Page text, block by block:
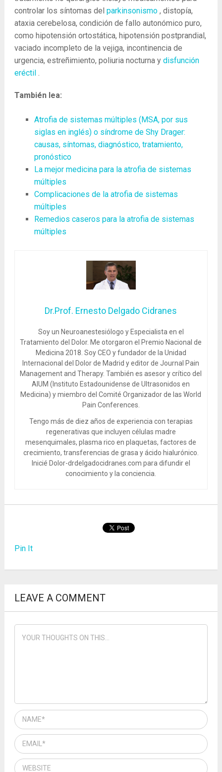
controlar los síntomas del parkinsonismo, distopía,
ataxia cerebelosa, condición de fallo autonómico puro,
como hipotensión ortostática, hipotensión postprandial,
vaciado incompleto de la vejiga, incontinencia de
urgencia, estreñimiento, poliuria nocturna y disfunción
eréctil.
También lea:
Atrofia de sistemas múltiples (MSA, por sus
siglas en inglés) o síndrome de Shy Drager:
causas, síntomas, diagnóstico, tratamiento,
pronóstico
La mejor medicina para la atrofia de sistemas
múltiples
Complicaciones de la atrofia de sistemas
múltiples
Remedios caseros para la atrofia de sistemas
múltiples
Dr.Prof. Ernesto Delgado Cidranes
Soy un Neuroanestesiólogo y Especialista en el
Tratamiento del Dolor. Me otorgaron el Premio Nacional de
Medicina 2018. Soy CEO y fundador de la Unidad
Internacional del Dolor de Madrid y editor de Journal Pain
Management and Therapy. También es asesor y crítico del
AIUM (Instituto Estadounidense de Ultrasonidos en
Medicina) y miembro del Comité Organizador de las World
Pain Conferences.
Tengo más de diez años de experiencia con terapias
regenerativas que incluyen células madre
mesenquimales, plasma rico en plaquetas, factores de
crecimiento, transferencias de grasa y ácido hialurónico.
Inicié Dolor-drdelgadocidranes.com para difundir el
conocimiento y la conciencia.
Pin It
LEAVE A COMMENT